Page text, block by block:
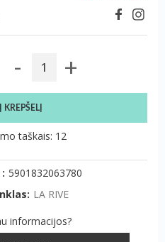
- +
Į KREPŠELĮ
taškais: 12
5901832063780
LA RIVE
informacijos?